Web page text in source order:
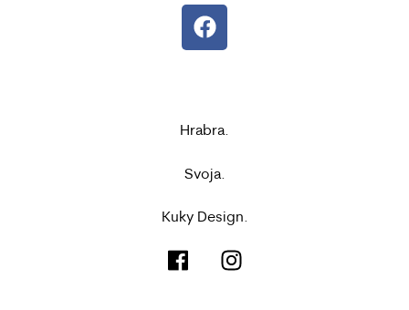
Hrabra.
Svoja.
Kuky Design.